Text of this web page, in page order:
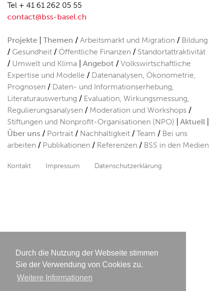
Durch die Nutzung der Webseite stimmen
Sie der Verwendung von Cookies zu.
Weitere Informationen
Tel + 41 61 262 05 55
contact@bss-basel.ch
Projekte Themen Arbeitsmarkt und Migration
Bildung
Gesundheit
Öffentliche Finanzen
Standortattraktivität
Umwelt und Klima
Angebot
Volkswirtschaftliche
Expertise und Modelle
Datenanalysen, Ökonometrie,
Prognosen
Daten- und Informationserhebung,
Literaturauswertung
Evaluation, Wirkungsmessung,
Regulierungsanalysen
Moderation und Workshops
Stiftungen und Nonprofit-Organisationen (NPO)
Aktuell
Über uns
Portrait Nachhaltigkeit Team
Bei uns
arbeiten
Publikationen Referenzen BSS in den Medien
Kontakt Impressum Datenschutzerklärung